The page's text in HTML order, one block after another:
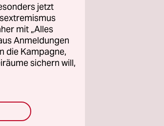
jetzt
mit „Alles
Anmeldungen
die Kampagne,
sichern will,